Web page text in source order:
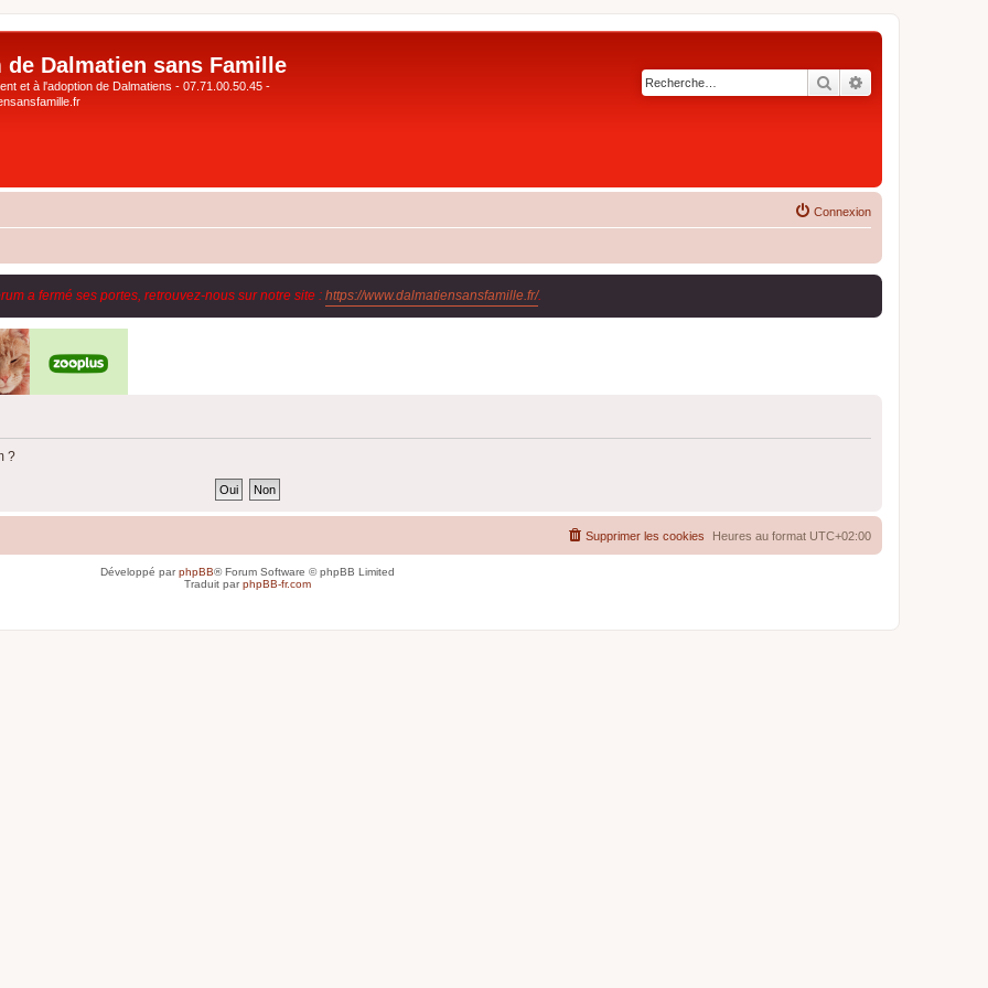
de Dalmatien sans Famille
et à l'adoption de Dalmatiens - 07.71.00.50.45 -
Rechercher
Connexion
a fermé ses portes, retrouvez-nous sur notre site : https://www.dalmatiensansfamille.fr/.
?
Heures au format UTC+02:00
Supprimer les cookies
Développé parphpBB® Forum Software © phpBB Limited
Traduit parphpBB-fr.com